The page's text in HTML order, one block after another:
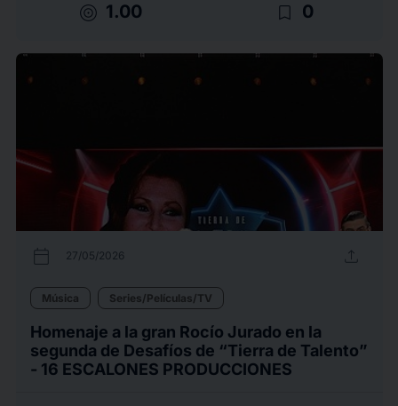
target 1.00 bookmark_border 0
calendar_today 27/05/2026 upload
Música Series/Películas/TV
Homenaje a la gran Rocío Jurado en la
segunda de Desafíos de “Tierra de Talento”
- 16 ESCALONES PRODUCCIONES